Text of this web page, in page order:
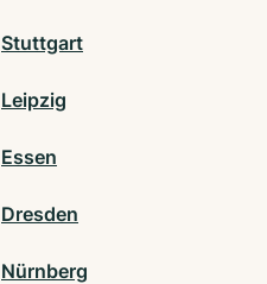
Stuttgart
Leipzig
Essen
Dresden
Nürnberg